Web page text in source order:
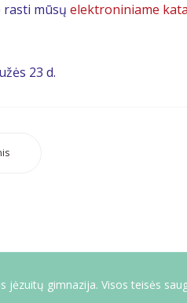
rasti mūsų elektroniniame
23 d.
jėzuitų gimnazija. Visos teisės